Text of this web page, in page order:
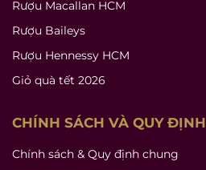
Rượu Macallan HCM
Rượu Baileys
Rượu Hennessy HCM
Giỏ quà tết 2026
CHÍNH SÁCH VÀ QUY ĐỊNH
Chính sách & Quy định chung